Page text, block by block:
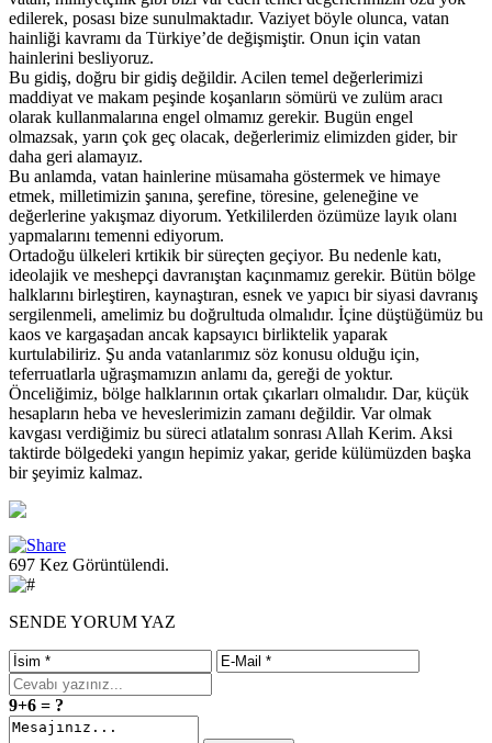
edilerek, posası bize sunulmaktadır. Vaziyet böyle olunca, vatan
hainliği kavramı da Türkiye’de değişmiştir. Onun için vatan
hainlerini besliyoruz.
Bu gidiş, doğru bir gidiş değildir. Acilen temel değerlerimizi
maddiyat ve makam peşinde koşanların sömürü ve zulüm aracı
olarak kullanmalarına engel olmamız gerekir. Bugün engel
olmazsak, yarın çok geç olacak, değerlerimiz elimizden gider, bir
daha geri alamayız.
Bu anlamda, vatan hainlerine müsamaha göstermek ve himaye
etmek, milletimizin şanına, şerefine, töresine, geleneğine ve
değerlerine yakışmaz diyorum. Yetkililerden özümüze layık olanı
yapmalarını temenni ediyorum.
Ortadoğu ülkeleri krtikik bir süreçten geçiyor. Bu nedenle katı,
ideolajik ve meshepçi davranıştan kaçınmamız gerekir. Bütün bölge
halklarını birleştiren, kaynaştıran, esnek ve yapıcı bir siyasi davranış
sergilenmeli, amelimiz bu doğrultuda olmalıdır. İçine düştüğümüz bu
kaos ve kargaşadan ancak kapsayıcı birliktelik yaparak
kurtulabiliriz. Şu anda vatanlarımız söz konusu olduğu için,
teferruatlarla uğraşmamızın anlamı da, gereği de yoktur.
Önceliğimiz, bölge halklarının ortak çıkarları olmalıdır. Dar, küçük
hesapların heba ve heveslerimizin zamanı değildir. Var olmak
kavgası verdiğimiz bu süreci atlatalım sonrası Allah Kerim. Aksi
taktirde bölgedeki yangın hepimiz yakar, geride külümüzden başka
bir şeyimiz kalmaz.
697 Kez Görüntülendi.
SENDE YORUM YAZ
9+6 = ?